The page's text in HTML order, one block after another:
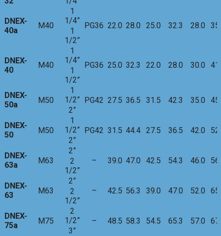
DNEX-
40a
M40
1
1/4”
PG36 22.0 28.0 25.0 32.3 28.0
1
1/2”
DNEX-
40
M40
1
1/4”
PG36 25.0 32.3 22.0 28.0 30.0
1
1/2”
DNEX-
50a
M50
1
1/2” PG42 27.5 36.5 31.5 42.3 35.0
2”
DNEX-
50
M50
1
1/2” PG42 31.5 44.4 27.5 36.5 42.0
2”
DNEX-
63a
M63
2”
–
39.0 47.0 42.5 54.3 46.0
2
1/2”
DNEX-
63
M63
2”
–
42.5 56.3 39.0 47.0 52.0
2
1/2”
DNEX-
75a
M75
2
1/2”
– 48.5 58.3 54.5 65.3 57.0
3”